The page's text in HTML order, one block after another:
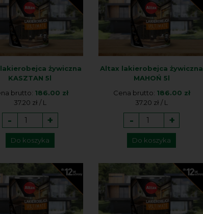
żywiczna
KASZTAN 5l
brutto: 186.00 zł
37.20 zł / L
- +
Do koszyka
Altax lakierobejca żywiczna
MAHOŃ 5l
Cena brutto: 186.00 zł
37.20 zł / L
- +
Do koszyka